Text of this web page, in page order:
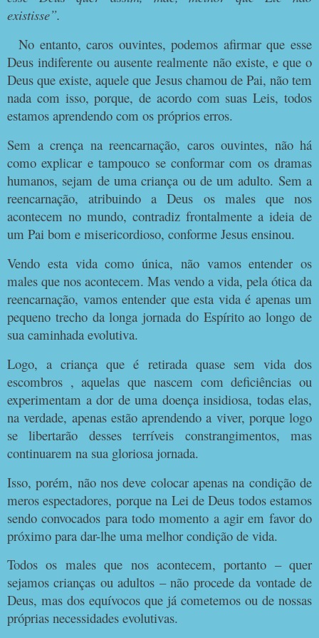
existisse”.
No entanto, caros ouvintes, podemos afirmar que esse
Deus indiferente ou ausente realmente não existe, e que o
Deus que existe, aquele que Jesus chamou de Pai, não tem
nada com isso, porque, de acordo com suas Leis, todos
estamos aprendendo com os próprios erros.
Sem a crença na reencarnação, caros ouvintes, não há
como explicar e tampouco se conformar com os dramas
humanos, sejam de uma criança ou de um adulto. Sem a
reencarnação, atribuindo a Deus os males que nos
acontecem no mundo, contradiz frontalmente a ideia de
um Pai bom e misericordioso, conforme Jesus ensinou.
Vendo esta vida como única, não vamos entender os
males que nos acontecem. Mas vendo a vida, pela ótica da
reencarnação, vamos entender que esta vida é apenas um
pequeno trecho da longa jornada do Espírito ao longo de
sua caminhada evolutiva.
Logo, a criança que é retirada quase sem vida dos
escombros , aquelas que nascem com deficiências ou
experimentam a dor de uma doença insidiosa, todas elas,
na verdade, apenas estão aprendendo a viver, porque logo
se libertarão desses terríveis constrangimentos, mas
continuarem na sua gloriosa jornada.
Isso, porém, não nos deve colocar apenas na condição de
meros espectadores, porque na Lei de Deus todos estamos
sendo convocados para todo momento a agir em favor do
próximo para dar-lhe uma melhor condição de vida.
Todos os males que nos acontecem, portanto – quer
sejamos crianças ou adultos – não procede da vontade de
Deus, mas dos equívocos que já cometemos ou de nossas
próprias necessidades evolutivas.